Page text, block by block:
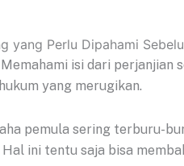
Memahami isi dari
yang merugikan.
pemula sering terburu-
ini tentu saja bisa